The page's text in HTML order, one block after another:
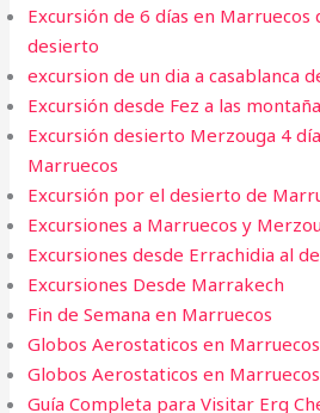
Excursión de 6 días en Marruecos
desierto
excursion de un dia a casablanca
Excursión desde Fez a las
Excursión desierto Merzouga 4
Marruecos
Excursión por el desierto de
Excursiones a Marruecos y
Excursiones desde Errachidia al
Excursiones Desde Marrakech
Fin de Semana en Marruecos​
Globos Aerostaticos en Marruecos
Globos Aerostaticos en Marruecos
Guía Completa para Visitar Erg